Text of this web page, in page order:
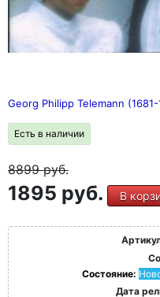
Georg Philipp Telemann
Есть в наличии
8899руб.
1895 руб. В
Состояние:
Дата